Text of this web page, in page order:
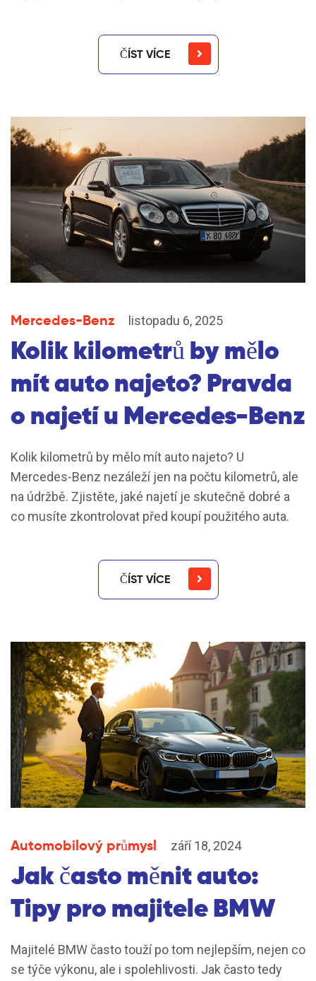
ČÍST VÍCE
Mercedes-Benz listopadu 6, 2025
Kolik kilometrů by mělo
mít auto najeto? Pravda
o najetí u Mercedes-Benz
Kolik kilometrů by mělo mít auto najeto? U
Mercedes-Benz nezáleží jen na počtu kilometrů, ale
na údržbě. Zjistěte, jaké najetí je skutečně dobré a
co musíte zkontrolovat před koupí použitého auta.
ČÍST VÍCE
Automobilový průmysl září 18, 2024
Jak často měnit auto:
Tipy pro majitele BMW
Majitelé BMW často touží po tom nejlepším, nejen co
se týče výkonu, ale i spolehlivosti. Jak často tedy